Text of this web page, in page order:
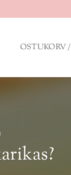
OSTUKORV /